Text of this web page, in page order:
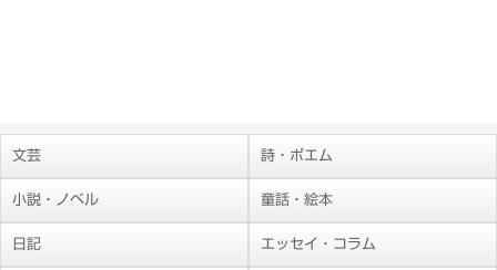
文芸 詩・ポエム
小説・ノベル 童話・絵本
日記 エッセイ・コラム